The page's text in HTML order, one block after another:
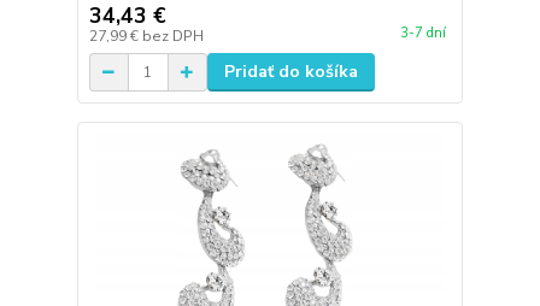
34,43 €
27,99 € bez DPH 3-7 dní
Pridať do košíka